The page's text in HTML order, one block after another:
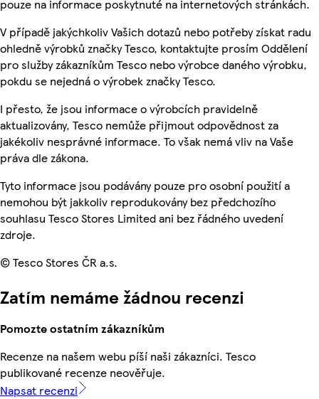
pouze na informace poskytnuté na internetových stránkách.
V případě jakýchkoliv Vašich dotazů nebo potřeby získat radu
ohledně výrobků značky Tesco, kontaktujte prosím Oddělení
pro služby zákazníkům Tesco nebo výrobce daného výrobku,
pokdu se nejedná o výrobek značky Tesco.
I přesto, že jsou informace o výrobcích pravidelně
aktualizovány, Tesco nemůže přijmout odpovědnost za
jakékoliv nesprávné informace. To však nemá vliv na Vaše
práva dle zákona.
Tyto informace jsou podávány pouze pro osobní použití a
nemohou být jakkoliv reprodukovány bez předchozího
souhlasu Tesco Stores Limited ani bez řádného uvedení
zdroje.
© Tesco Stores ČR a.s.
Zatím nemáme žádnou recenzi
Pomozte ostatním zákazníkům
Recenze na našem webu píší naši zákazníci. Tesco
publikované recenze neověřuje.
Napsat recenzi